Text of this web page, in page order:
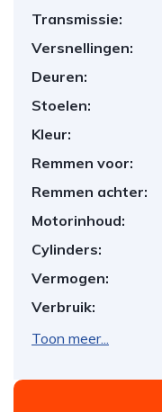
Transmissie:
Versnellingen:
Deuren:
Stoelen:
Kleur:
Remmen voor:
Remmen achter:
Motorinhoud:
Cylinders:
Vermogen:
Verbruik:
Toon meer...